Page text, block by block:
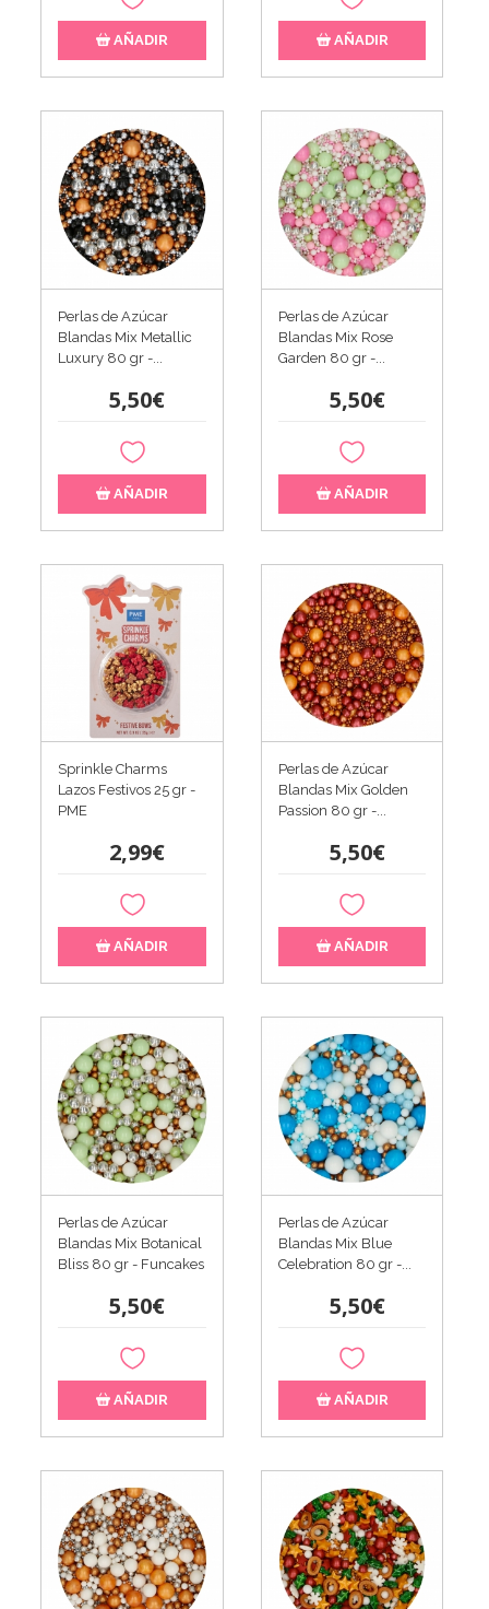
AÑADIR AÑADIR
Perlas de Azúcar
Blandas Mix Metallic
Luxury 80 gr -...
5,50€
AÑADIR
Perlas de Azúcar
Blandas Mix Rose
Garden 80 gr -...
5,50€
AÑADIR
Sprinkle Charms
Lazos Festivos 25 gr -
PME
2,99€
AÑADIR
Perlas de Azúcar
Blandas Mix Golden
Passion 80 gr -...
5,50€
AÑADIR
Perlas de Azúcar
Blandas Mix Botanical
Bliss 80 gr - Funcakes
5,50€
AÑADIR
Perlas de Azúcar
Blandas Mix Blue
Celebration 80 gr -...
5,50€
AÑADIR